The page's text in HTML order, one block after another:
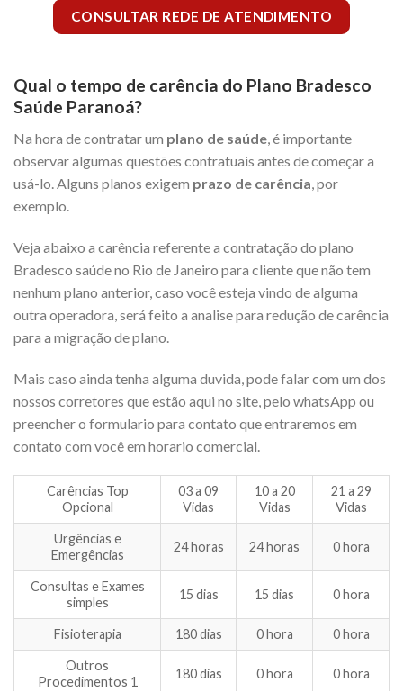
CONSULTAR REDE DE ATENDIMENTO
Qual o tempo de carência do Plano Bradesco
Saúde Paranoá?
Na hora de contratar um plano de saúde, é importante
observar algumas questões contratuais antes de começar a
usá-lo. Alguns planos exigem prazo de carência, por
exemplo.
Veja abaixo a carência referente a contratação do plano
Bradesco saúde no Rio de Janeiro para cliente que não tem
nenhum plano anterior, caso você esteja vindo de alguma
outra operadora, será feito a analise para redução de carência
para a migração de plano.
Mais caso ainda tenha alguma duvida, pode falar com um dos
nossos corretores que estão aqui no site, pelo whatsApp ou
preencher o formulario para contato que entraremos em
contato com você em horario comercial.
Carências Top
Opcional
03 a 09
Vidas
10 a 20
Vidas
21 a 29
Vidas
Urgências e
Emergências
24 horas 24 horas 0 hora
Consultas e Exames
simples
15 dias 15 dias 0 hora
Fisioterapia 180 dias 0 hora 0 hora
Outros
Procedimentos 1
180 dias 0 hora 0 hora